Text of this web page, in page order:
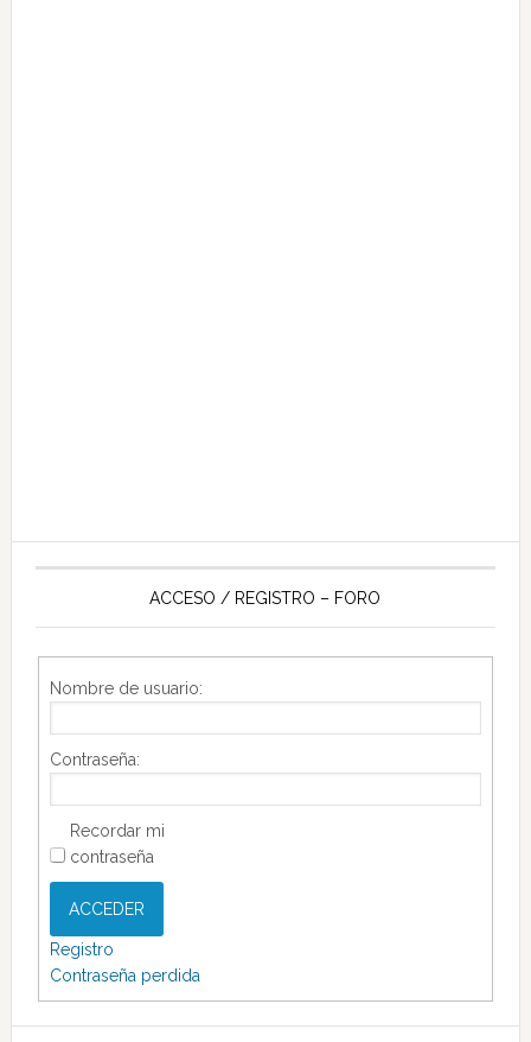
ACCESO / REGISTRO – FORO
Nombre de usuario:
Contraseña:
Recordar mi
contraseña
ACCEDER
Registro
Contraseña perdida